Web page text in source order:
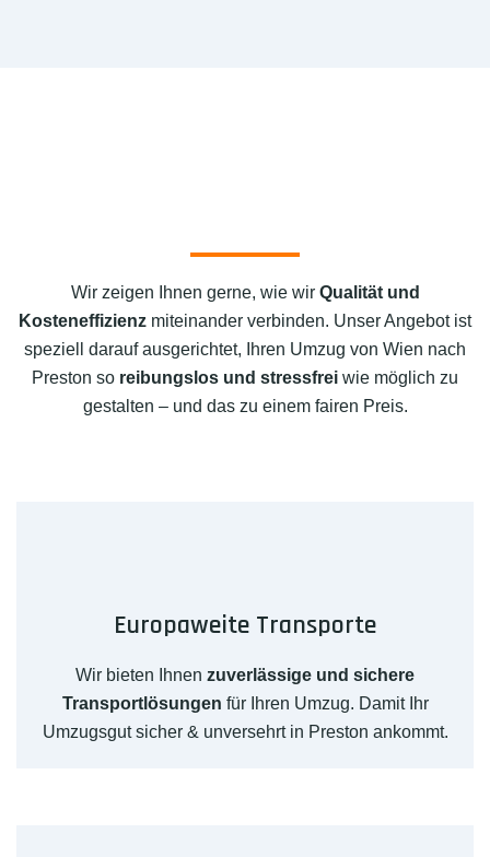
Wir zeigen Ihnen gerne, wie wir Qualität und
Kosteneffizienz miteinander verbinden. Unser Angebot ist
speziell darauf ausgerichtet, Ihren Umzug von Wien nach
Preston so reibungslos und stressfrei wie möglich zu
gestalten – und das zu einem fairen Preis.
Europaweite Transporte
Wir bieten Ihnen zuverlässige und sichere
Transportlösungen für Ihren Umzug. Damit Ihr
Umzugsgut sicher & unversehrt in Preston ankommt.